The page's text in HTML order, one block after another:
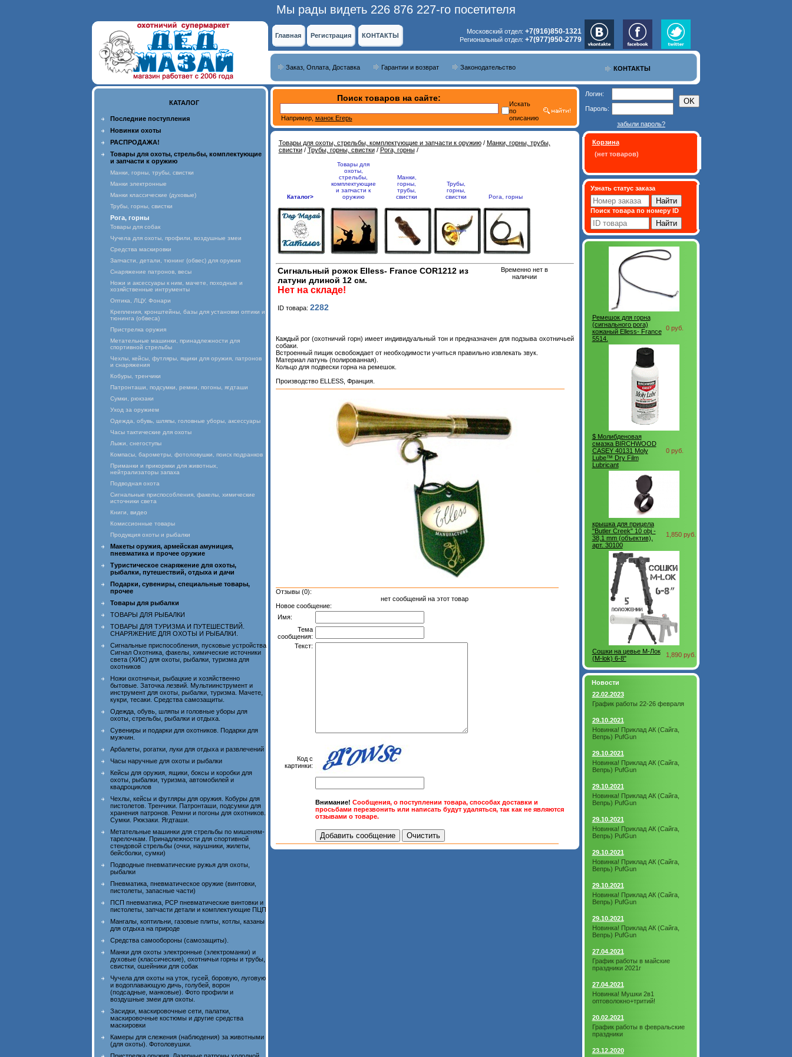
Мы рады видеть 226 876 227-го посетителя
Главная Регистрация КОНТАКТЫ
Московский отдел: +7(916)850-1321
Региональный отдел: +7(977)950-2779
КОНТАКТЫ
Заказ, Оплата, Доставка Гарантии и возврат Законодательство
КАТАЛОГ
Последние поступления
Новинки охоты
РАСПРОДАЖА!
Товары для охоты, стрельбы, комплектующие
и запчасти к оружию
Манки, горны, трубы, свистки
Манки электронные
Манки классические (духовые)
Трубы, горны, свистки
Рога, горны
Товары для собак
Чучела для охоты, профили, воздушные змеи
Средства маскировки
Запчасти, детали, тюнинг (обвес) для оружия
Снаряжение патронов, весы
Ножи и аксессуары к ним, мачете, походные и
хозяйственные интрументы
Оптика, ЛЦУ, Фонари
Крепления, кронштейны, базы для установки оптики и
тюнинга (обвеса)
Пристрелка оружия
Метательные машинки, принадлежности для
спортивной стрельбы
Чехлы, кейсы, футляры, ящики для оружия, патронов
и снаряжения
Кобуры, тренчики
Патронташи, подсумки, ремни, погоны, ягдташи
Сумки, рюкзаки
Уход за оружием
Одежда, обувь, шляпы, головные уборы, аксессуары
Часы тактические для охоты
Лыжи, снегоступы
Компасы, барометры, фотоловушки, поиск подранков
Приманки и прикормки для животных,
нейтрализаторы запаха
Подводная охота
Сигнальные приспособления, факелы, химические
источники света
Книги, видео
Комиссионные товары
Продукция охоты и рыбалки
Макеты оружия, армейская амуниция,
пневматика и прочее оружие
Туристическое снаряжение для охоты,
рыбалки, путешествий, отдыха и дачи
Подарки, сувениры, специальные товары,
прочее
Товары для рыбалки
ТОВАРЫ ДЛЯ РЫБАЛКИ
ТОВАРЫ ДЛЯ ТУРИЗМА И ПУТЕШЕСТВИЙ.
СНАРЯЖЕНИЕ ДЛЯ ОХОТЫ И РЫБАЛКИ.
Сигнальные приспособления, пусковые устройства
Сигнал Охотника, факелы, химические источники
света (ХИС) для охоты, рыбалки, туризма для
охотников
Ножи охотничьи, рыбацкие и хозяйственно
бытовые. Заточка лезвий. Мультиинструмент и
инструмент для охоты, рыбалки, туризма. Мачете,
кукри, тесаки. Средства самозащиты.
Одежда, обувь, шляпы и головные уборы для
охоты, стрельбы, рыбалки и отдыха.
Сувениры и подарки для охотников. Подарки для
мужчин.
Арбалеты, рогатки, луки для отдыха и развлечений
Часы наручные для охоты и рыбалки
Кейсы для оружия, ящики, боксы и коробки для
охоты, рыбалки, туризма, автомобилей и
квадроциклов
Чехлы, кейсы и футляры для оружия. Кобуры для
пистолетов. Тренчики. Патронташи, подсумки для
хранения патронов. Ремни и погоны для охотников.
Сумки. Рюкзаки. Ягдташи.
Метательные машинки для стрельбы по мишеням-
тарелочкам. Принадлежности для спортивной
стендовой стрельбы (очки, наушники, жилеты,
бейсболки, сумки)
Подводные пневматические ружья для охоты,
рыбалки
Пневматика, пневматическое оружие (винтовки,
пистолеты, запасные части)
ПСП пневматика, PCP пневматические винтовки и
пистолеты, запчасти детали и комплектующие ПЦП
Мангалы, коптильни, газовые плиты, котлы, казаны
для отдыха на природе
Средства самообороны (самозащиты).
Манки для охоты электронные (электроманки) и
духовые (классические), охотничьи горны и трубы,
свистки, ошейники для собак
Чучела для охоты на уток, гусей, боровую, луговую
и водоплавающую дичь, голубей, ворон
(подсадные, манковые). Фото профили и
воздушные змеи для охоты.
Засидки, маскировочные сети, палатки,
маскировочные костюмы и другие средства
маскировки
Камеры для слежения (наблюдения) за животными
(для охоты). Фотоловушки.
Поиск товаров на сайте:
Например, манок Егерь
Искать
по
описанию
Товары для охоты, стрельбы, комплектующие и запчасти к оружию/ Манки, горны, трубы,
свистки/ Трубы, горны, свистки/ Рога, горны/
Каталог>
Товары для
охоты,
стрельбы,
комплектующие
и запчасти к
оружию
Манки,
горны,
трубы,
свистки
Трубы,
горны,
свистки
Рога, горны
Сигнальный рожок Elless- France COR1212 из
латуни длиной 12 см.
Нет на складе!
ID товара: 2282
Временно нет в
наличии
Каждый рог (охотничий горн) имеет индивидуальный тон и предназначен для подзыва охотничьей
собаки.
Встроенный пищик освобождает от необходимости учиться правильно извлекать звук.
Материал латунь (полированная).
Кольцо для подвески горна на ремешок.
Производство ELLESS, Франция.
Отзывы (0):
нет сообщений на этот товар
Новое сообщение:
Имя:
Тема
сообщения:
Текст:
Код с
картинки:
Внимание! Сообщения, о поступлении товара, способах доставки и
просьбами перезвонить или написать будут удаляться, так как не являются
отзывами о товаре.
Логин:
Пароль:
забыли пароль?
Корзина
(нет товаров)
Узнать статус заказа
Поиск товара по номеру ID
Ремешок для горна
(сигнального рога)
кожаный Elless- France
5514.
0 руб.
$ Молибденовая
смазка BIRCHWOOD
CASEY 40131 Moly
Lube™ Dry Film
Lubricant
0 руб.
крышка для прицела
"Butler Creek" 10 obj -
38,1 mm (объектив),
арт. 30100
1,850 руб.
Сошки на цевье М-Лок
(M-lok) 6-8"
1,890 руб.
Новости
22.02.2023
График работы 22-26 февраля
29.10.2021
Новинка! Приклад АК (Сайга,
Вепрь) PufGun
29.10.2021
Новинка! Приклад АК (Сайга,
Вепрь) PufGun
29.10.2021
Новинка! Приклад АК (Сайга,
Вепрь) PufGun
29.10.2021
Новинка! Приклад АК (Сайга,
Вепрь) PufGun
29.10.2021
Новинка! Приклад АК (Сайга,
Вепрь) PufGun
29.10.2021
Новинка! Приклад АК (Сайга,
Вепрь) PufGun
29.10.2021
Новинка! Приклад АК (Сайга,
Вепрь) PufGun
27.04.2021
График работы в майские
праздники 2021г
27.04.2021
Новинка! Мушки 2в1
оптоволокно+тритий!
20.02.2021
График работы в февральские
праздники
23.12.2020